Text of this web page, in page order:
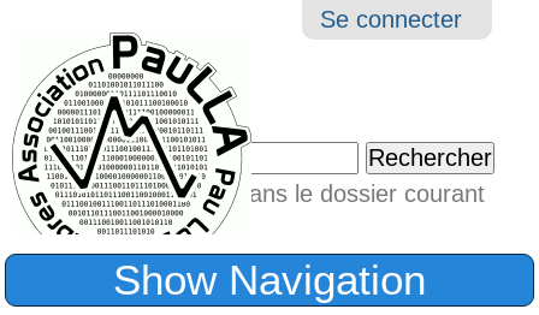
Outils
Se connecter
Chercher par
Seulement dans le dossier courant
Recherche
Show Navigation